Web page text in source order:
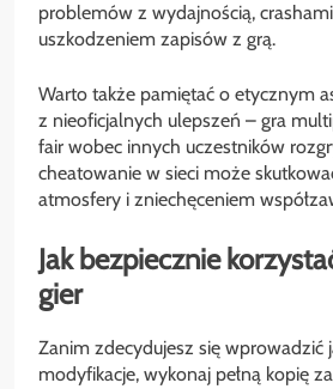
problemów z wydajnością,
uszkodzeniem zapisów z grą.
Warto także pamiętać o etycznym
z nieoficjalnych ulepszeń – gra
fair wobec innych uczestników
cheatowanie w sieci może
atmosfery i zniechęceniem
Jak bezpiecznie
gier
Zanim zdecydujesz się wprowadzić
modyfikacje, wykonaj pełną kopię